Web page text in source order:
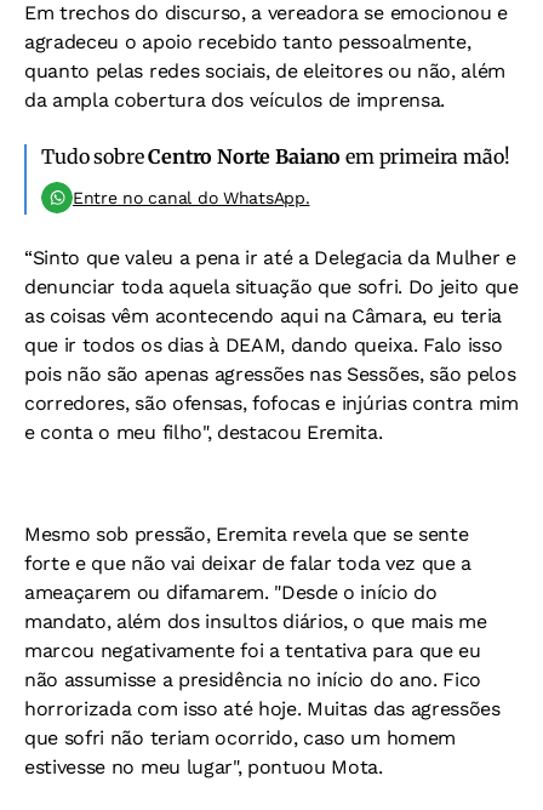
Em trechos do discurso, a vereadora se emocionou e
agradeceu o apoio recebido tanto pessoalmente,
quanto pelas redes sociais, de eleitores ou não, além
da ampla cobertura dos veículos de imprensa.
Tudo sobreCentro Norte Baiano em primeira mão!
Entre no canal do WhatsApp.
“Sinto que valeu a pena ir até a Delegacia da Mulher e
denunciar toda aquela situação que sofri. Do jeito que
as coisas vêm acontecendo aqui na Câmara, eu teria
que ir todos os dias à DEAM, dando queixa. Falo isso
pois não são apenas agressões nas Sessões, são pelos
corredores, são ofensas, fofocas e injúrias contra mim
e conta o meu filho", destacou Eremita.
Mesmo sob pressão, Eremita revela que se sente
forte e que não vai deixar de falar toda vez que a
ameaçarem ou difamarem. "Desde o início do
mandato, além dos insultos diários, o que mais me
marcou negativamente foi a tentativa para que eu
não assumisse a presidência no início do ano. Fico
horrorizada com isso até hoje. Muitas das agressões
que sofri não teriam ocorrido, caso um homem
estivesse no meu lugar", pontuou Mota.